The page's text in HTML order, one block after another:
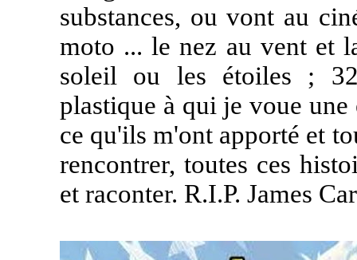
substances, ou vont au
moto ... le nez au vent et
soleil ou les étoiles ;
plastique à qui je voue
ce qu'ils m'ont apporté et
rencontrer, toutes ces
et raconter. R.I.P. James